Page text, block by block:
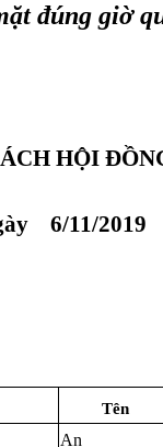
đúng giờ
HỘI
6/11/2019
Tên
An